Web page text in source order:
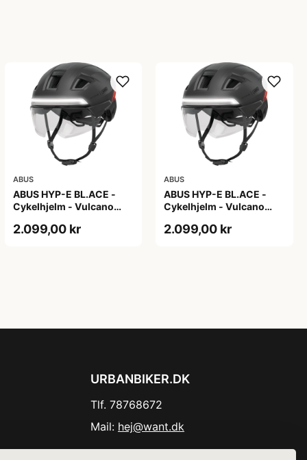
ABUS
ABUS HYP-E BL.ACE -
Cykelhjelm - Vulcano
2.099,00 kr
ABUS
ABUS HYP-E BL.ACE -
Cykelhjelm - Vulcano
2.099,00 kr
URBANBIKER.DK
Tlf. 78768672
Mail: hej@want.dk